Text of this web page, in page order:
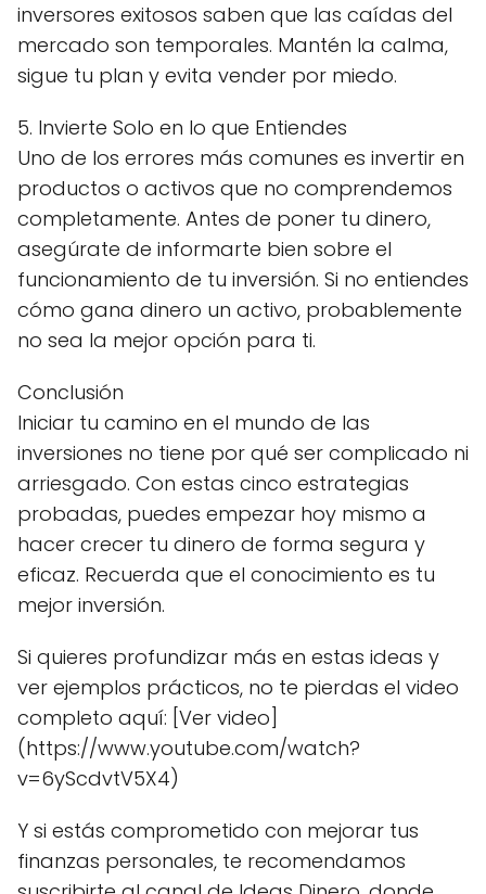
inversores exitosos saben que las caídas del
mercado son temporales. Mantén la calma,
sigue tu plan y evita vender por miedo.
5. Invierte Solo en lo que Entiendes
Uno de los errores más comunes es invertir en
productos o activos que no comprendemos
completamente. Antes de poner tu dinero,
asegúrate de informarte bien sobre el
funcionamiento de tu inversión. Si no entiendes
cómo gana dinero un activo, probablemente
no sea la mejor opción para ti.
Conclusión
Iniciar tu camino en el mundo de las
inversiones no tiene por qué ser complicado ni
arriesgado. Con estas cinco estrategias
probadas, puedes empezar hoy mismo a
hacer crecer tu dinero de forma segura y
eficaz. Recuerda que el conocimiento es tu
mejor inversión.
Si quieres profundizar más en estas ideas y
ver ejemplos prácticos, no te pierdas el video
completo aquí: [Ver video]
(https://www.youtube.com/watch?
v=6yScdvtV5X4)
Y si estás comprometido con mejorar tus
finanzas personales, te recomendamos